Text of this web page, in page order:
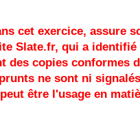
cet exercice, assure
Slate.fr, qui a
des copies conformes
ne sont ni
être l'usage en